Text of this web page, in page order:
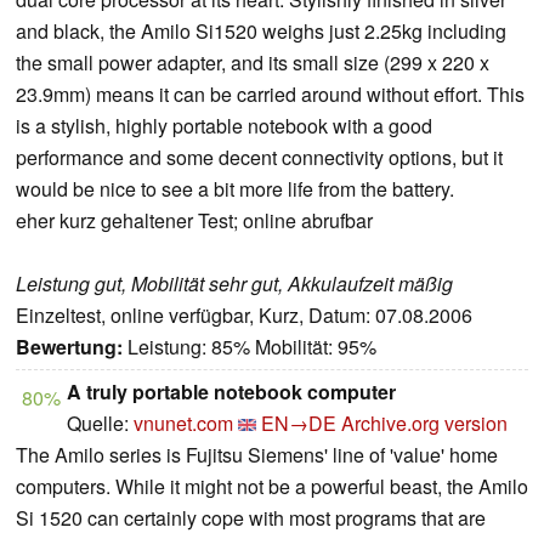
and black, the Amilo Si1520 weighs just 2.25kg including
the small power adapter, and its small size (299 x 220 x
23.9mm) means it can be carried around without effort. This
is a stylish, highly portable notebook with a good
performance and some decent connectivity options, but it
would be nice to see a bit more life from the battery.
eher kurz gehaltener Test; online abrufbar
Leistung gut, Mobilität sehr gut, Akkulaufzeit mäßig
Einzeltest, online verfügbar, Kurz, Datum: 07.08.2006
Bewertung: Leistung: 85% Mobilität: 95%
80% A truly portable notebook computer
Quelle: vnunet.com EN→DE Archive.org version
The Amilo series is Fujitsu Siemens' line of 'value' home
computers. While it might not be a powerful beast, the Amilo
Si 1520 can certainly cope with most programs that are